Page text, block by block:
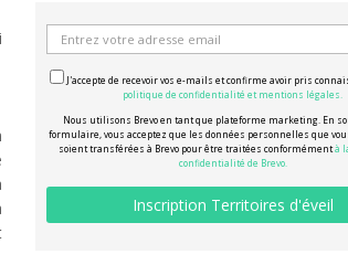
J'accepte de recevoir vos e-mails et confirme avoir pris
politique de confidentialité et mentions légales.
Nous utilisons Brevo en tant que plateforme marketing. En
formulaire, vous acceptez que les données personnelles que
soient transférées à Brevo pour être traitées conformémentà
confidentialité de Brevo.